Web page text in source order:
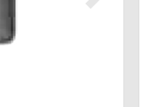
Suivant